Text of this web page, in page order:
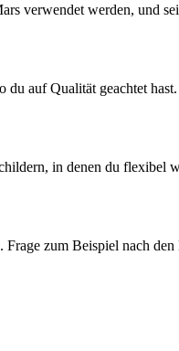
verwendet werden, und
auf Qualität geachtet
in denen du flexibel
zum Beispiel nach